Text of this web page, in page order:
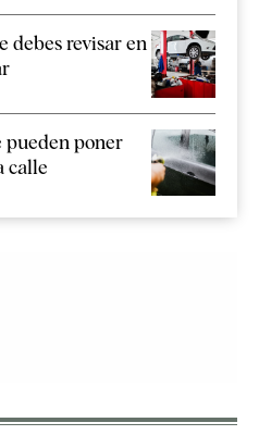
debes revisar en
pueden poner
calle